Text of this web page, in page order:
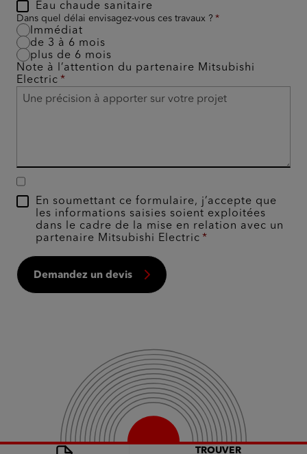
Eau chaude sanitaire
Dans quel délai envisagez-vous ces travaux ?
Immédiat
de 3 à 6 mois
plus de 6 mois
Note à l’attention du partenaire Mitsubishi
Electric
En soumettant ce formulaire, j’accepte que
les informations saisies soient exploitées
dans le cadre de la mise en relation avec un
partenaire Mitsubishi Electric
Demandez un devis
TROUVER